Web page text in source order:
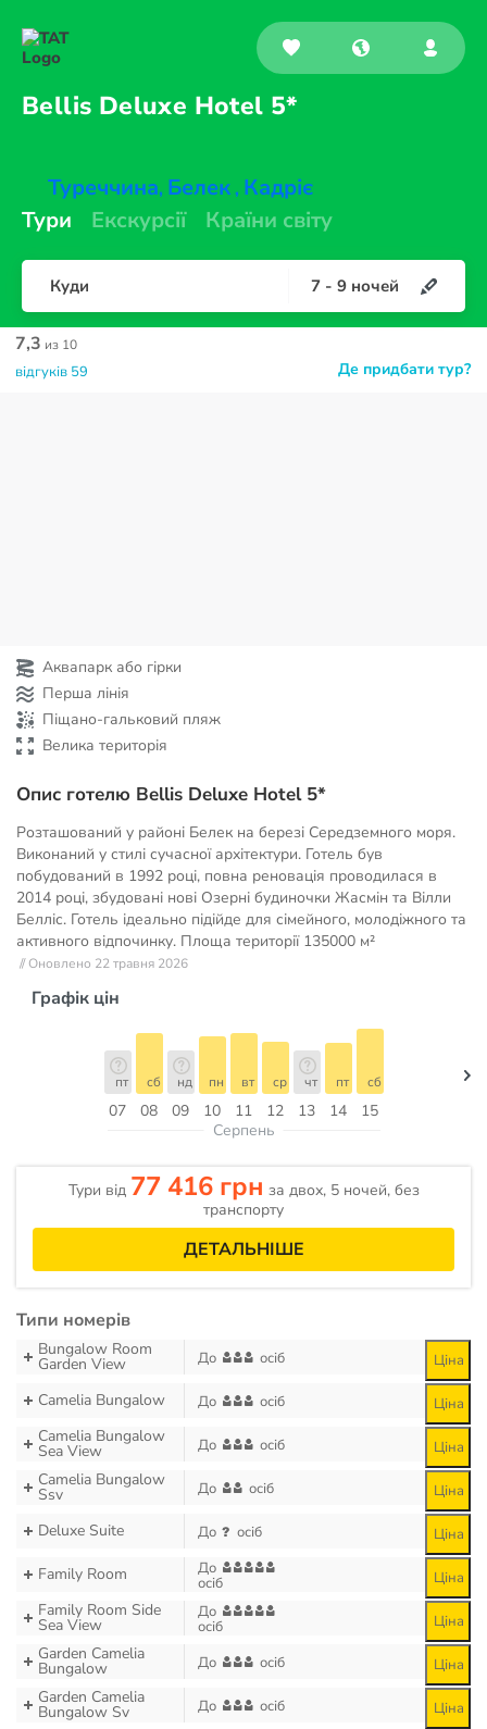
Bellis Deluxe Hotel 5*
Туреччина, Белек , Кадріє
Тури
Екскурсії Країни світу
Куди 7 - 9 ночей
Де придбати тур?
7,3 из 10
відгуків 59
Аквапарк або гірки
Перша лінія
Піщано-гальковий пляж
Велика територія
Опис готелю Bellis Deluxe Hotel 5*
Розташований у районі Белек на березі Середземного моря.
Виконаний у стилі сучасної архітектури. Готель був
побудований в 1992 році, повна реновація проводилася в
2014 році, збудовані нові Озерні будиночки Жасмін та Вілли
Белліс. Готель ідеально підійде для сімейного, молодіжного та
активного відпочинку. Площа території 135000 м²
// Оновлено 22 травня 2026
Графік цін
07
пт
08
сб
09
нд
10
пн
11
вт
12
ср
13
чт
14
пт
15
сб
Серпень
Тури від 77 416 грн за двох, 5 ночей, без
транспорту
ДЕТАЛЬНІШЕ
Типи номерів
Bungalow Room
Garden View До осіб Ціна
Camelia Bungalow До осіб Ціна
Camelia Bungalow
Sea View До осіб Ціна
Camelia Bungalow
Ssv До осіб Ціна
Deluxe Suite До осіб Ціна
Family Room До
осіб Ціна
Family Room Side
Sea View
До
осіб Ціна
Garden Camelia
Bungalow До осіб Ціна
Garden Camelia
Bungalow Sv До осіб Ціна